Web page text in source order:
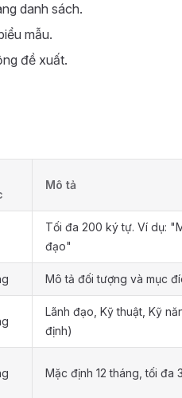
danh sách.
mẫu.
đề xuất.
Mô tả
Tối đa 200 ký tự. Ví dụ:
đạo"
Mô tả đối tượng và mục
Lãnh đạo, Kỹ thuật, Kỹ
định)
Mặc định 12 tháng, tối đa